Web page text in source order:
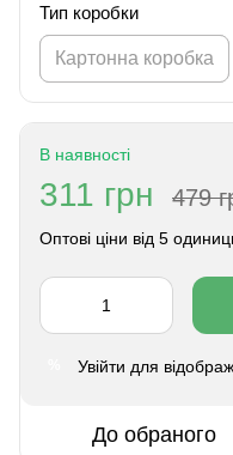
Тип коробки
Картонна коробка
В наявності
311 грн 479
Оптові ціни від 5
Увійти для
До обраного